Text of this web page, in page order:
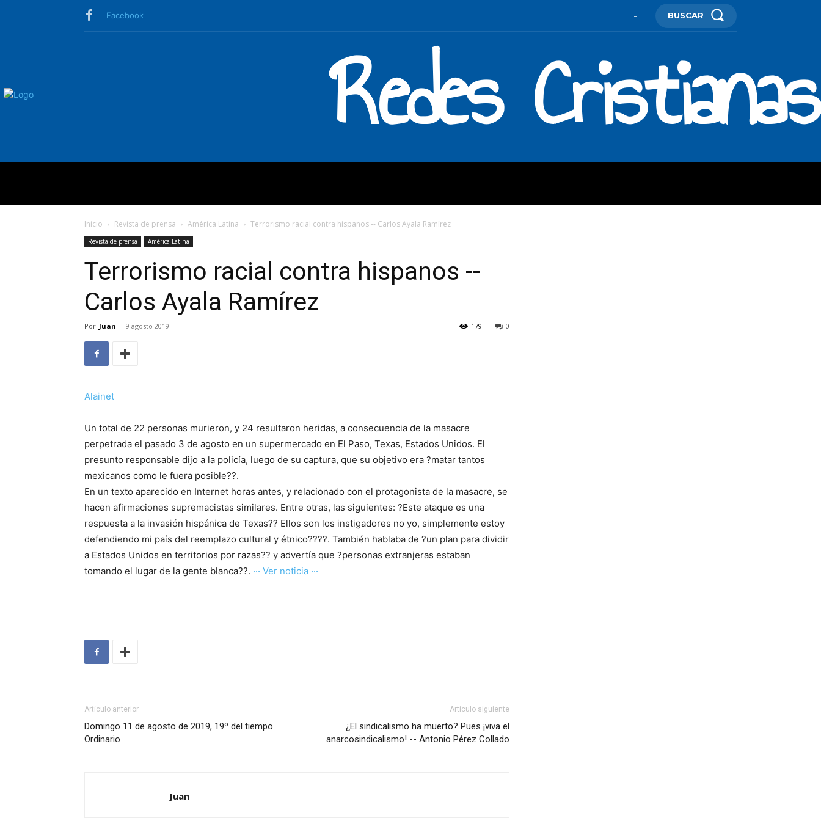
Facebook - BUSCAR
Redes Cristianas
Inicio Revista de prensa América Latina Terrorismo racial contra hispanos -- Carlos Ayala Ramírez
Revista de prensa América Latina
Terrorismo racial contra hispanos --
Carlos Ayala Ramírez
Por Juan - 9 agosto 2019 0
179
Alainet
Un total de 22 personas murieron, y 24 resultaron heridas, a consecuencia de la masacre
perpetrada el pasado 3 de agosto en un supermercado en El Paso, Texas, Estados Unidos. El
presunto responsable dijo a la policía, luego de su captura, que su objetivo era ?matar tantos
mexicanos como le fuera posible??.
En un texto aparecido en Internet horas antes, y relacionado con el protagonista de la masacre, se
hacen afirmaciones supremacistas similares. Entre otras, las siguientes: ?Este ataque es una
respuesta a la invasión hispánica de Texas?? Ellos son los instigadores no yo, simplemente estoy
defendiendo mi país del reemplazo cultural y étnico????. También hablaba de ?un plan para dividir
a Estados Unidos en territorios por razas?? y advertía que ?personas extranjeras estaban
tomando el lugar de la gente blanca??. ··· Ver noticia ···
Artículo anterior
Domingo 11 de agosto de 2019, 19º del tiempo
Ordinario
Artículo siguiente
¿El sindicalismo ha muerto? Pues ¡viva el
anarcosindicalismo! -- Antonio Pérez Collado
Juan